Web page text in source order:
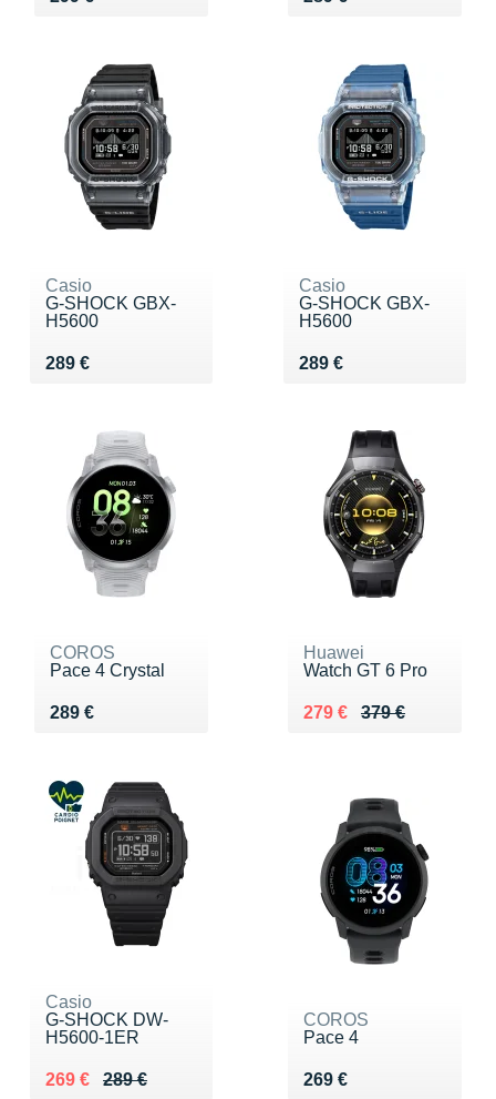
Casio
G-SHOCK GBX-
H5600
289 €
Vendu 289 €
Casio
G-SHOCK GBX-
H5600
289 €
Vendu 289 €
COROS
Pace 4 Crystal
289 €
Vendu 289 €
Huawei
Watch GT 6 Pro
379 €
Au lieu de 379 €
279 €
Vendu 279 €
Casio
G-SHOCK DW-
H5600-1ER
289 €
Au lieu de 289 €
269 €
Vendu 269 €
COROS
Pace 4
269 €
Vendu 269 €